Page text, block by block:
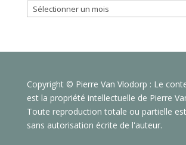
Archives
Copyright © Pierre Van Vlodorp : Le
est la propriété intellectuelle de Pierre
Toute reproduction totale ou partielle
sans autorisation écrite de l'auteur.